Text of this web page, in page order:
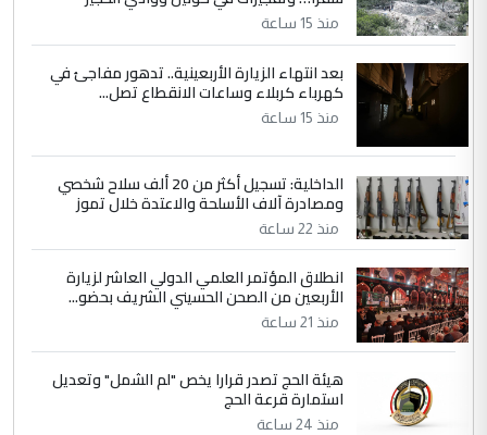
منذ 15 ساعة
بعد انتهاء الزيارة الأربعينية.. تدهور مفاجئ في
كهرباء كربلاء وساعات الانقطاع تصل...
منذ 15 ساعة
الداخلية: تسجيل أكثر من 20 ألف سلاح شخصي
ومصادرة آلاف الأسلحة والاعتدة خلال تموز
منذ 22 ساعة
انطلاق المؤتمر العلمي الدولي العاشر لزيارة
الأربعين من الصحن الحسيني الشريف بحضو...
منذ 21 ساعة
هيئة الحج تصدر قرارا يخص "لم الشمل" وتعديل
استمارة قرعة الحج
منذ 24 ساعة